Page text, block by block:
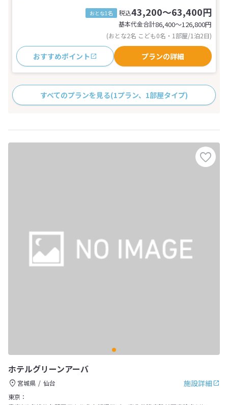
おとな1名 税込43,200～63,400円
基本代金合計86,400〜126,800円
(おとな2名 こども0名・1部屋/1泊2日)
おすすめポイント プランの詳細
すべてのプランを見る(1プラン、1部屋タイプ)
ホテルグリーンアーバ
施設詳細
宮城県
仙台
東京：